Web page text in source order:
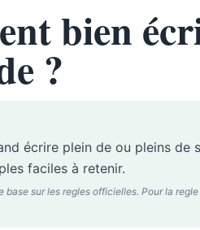
bien
?
écrire plein de ou pleins de
faciles à retenir.
base sur les regles officielles. Pour la